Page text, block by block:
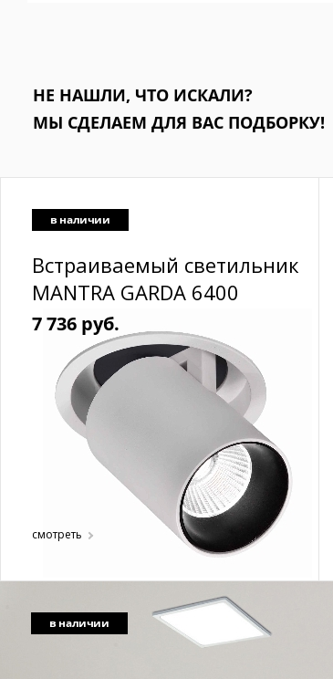
НЕ НАШЛИ, ЧТО ИСКАЛИ?
МЫ СДЕЛАЕМ ДЛЯ ВАС ПОДБОРКУ!
в наличии
смотреть
Встраиваемый светильник
MANTRA GARDA 6400
7 736 руб.
в наличии